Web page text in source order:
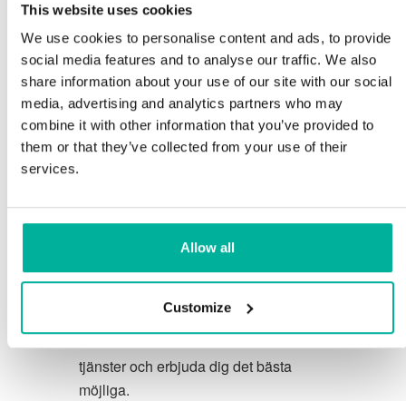
This website uses cookies
We use cookies to personalise content and ads, to provide
social media features and to analyse our traffic. We also
share information about your use of our site with our social
media, advertising and analytics partners who may
combine it with other information that you’ve provided to
them or that they’ve collected from your use of their
services.
Allow all
Customize
Support
Du förtjänar att ha de allra bästa
förutsättningarna för din verksamhet.
Vi har en trevlig och kunnig
tjänster.
Vi strävar efter att överträfa dina
förstklassig service. Vi lär oss av din
feedback så att vi kan förbättra våra
tjänster och erbjuda dig det bästa
möjliga.